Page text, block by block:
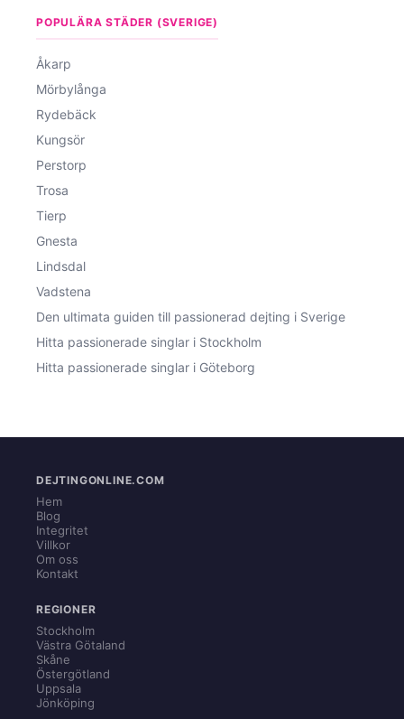
POPULÄRA STÄDER (SVERIGE)
Åkarp
Mörbylånga
Rydebäck
Kungsör
Perstorp
Trosa
Tierp
Gnesta
Lindsdal
Vadstena
Den ultimata guiden till passionerad dejting i Sverige
Hitta passionerade singlar i Stockholm
Hitta passionerade singlar i Göteborg
DEJTINGONLINE.COM
Hem
Blog
Integritet
Villkor
Om oss
Kontakt
REGIONER
Stockholm
Västra Götaland
Skåne
Östergötland
Uppsala
Jönköping